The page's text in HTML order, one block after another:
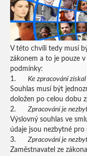
V této chvíli tedy musí
zákonem a to je pouze
podmínky:
1. Ke zpracování
Souhlas musí být
doložen po celou dobu
2. Zpracování je
Výslovný souhlas ve
údaje jsou nezbytné
3. Zpracování je
Zaměstnavatel ze